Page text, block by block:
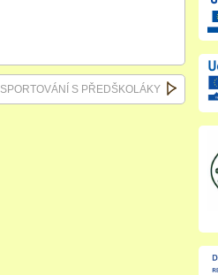
SPORTOVÁNÍ S PŘEDŠKOLÁKY